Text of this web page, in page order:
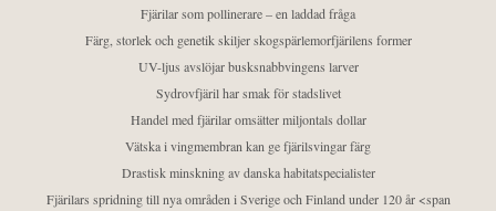
Fjärilar som pollinerare – en laddad fråga
Färg, storlek och genetik skiljer skogspärlemorfjärilens former
UV-ljus avslöjar busksnabbvingens larver
Sydrovfjäril har smak för stadslivet
Handel med fjärilar omsätter miljontals dollar
Vätska i vingmembran kan ge fjärilsvingar färg
Drastisk minskning av danska habitatspecialister
Fjärilars spridning till nya områden i Sverige och Finland under 120 år <span